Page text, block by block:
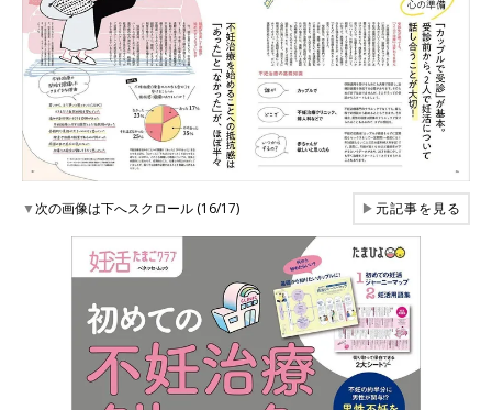
▼次の画像は下へスクロール (16/17) ▶元記事を見る